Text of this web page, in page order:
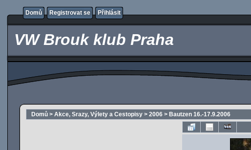
Domů Registrovat se Přihlásit
VW Brouk klub Praha
Domů > Akce, Srazy, Výlety a Cestopisy > 2006 > Bautzen 16.-17.9.2006